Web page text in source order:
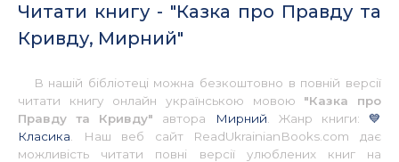
Читати книгу - "Казка про Правду та
Кривду, Мирний"
В нашій бібліотеці можна безкоштовно в повній версії
читати книгу онлайн українською мовою "Казка про
Правду та Кривду" автора Мирний . Жанр книги:💙
Класика . Наш веб сайт ReadUkrainianBooks.com дає
можливість читати повні версії улюблених книг на